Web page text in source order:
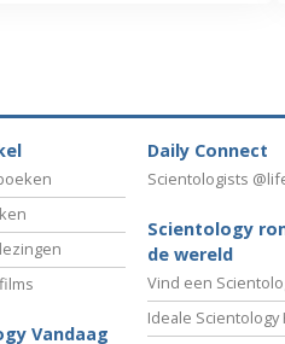
Vandaag
Daily Connect
Scientologists
Scientology
de wereld
Vind een
Ideale Scientology